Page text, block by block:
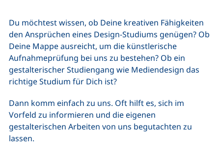
Du möchtest wissen, ob Deine kreativen Fähigkeiten
den Ansprüchen eines Design-Studiums genügen? Ob
Deine Mappe ausreicht, um die künstlerische
Aufnahmeprüfung bei uns zu bestehen? Ob ein
gestalterischer Studiengang wie Mediendesign das
richtige Studium für Dich ist?
Dann komm einfach zu uns. Oft hilft es, sich im
Vorfeld zu informieren und die eigenen
gestalterischen Arbeiten von uns begutachten zu
lassen.